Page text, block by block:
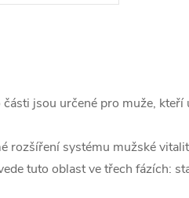
jsou určené pro muže, kteří
rozšíření systému mužské
tuto oblast ve třech fázích: